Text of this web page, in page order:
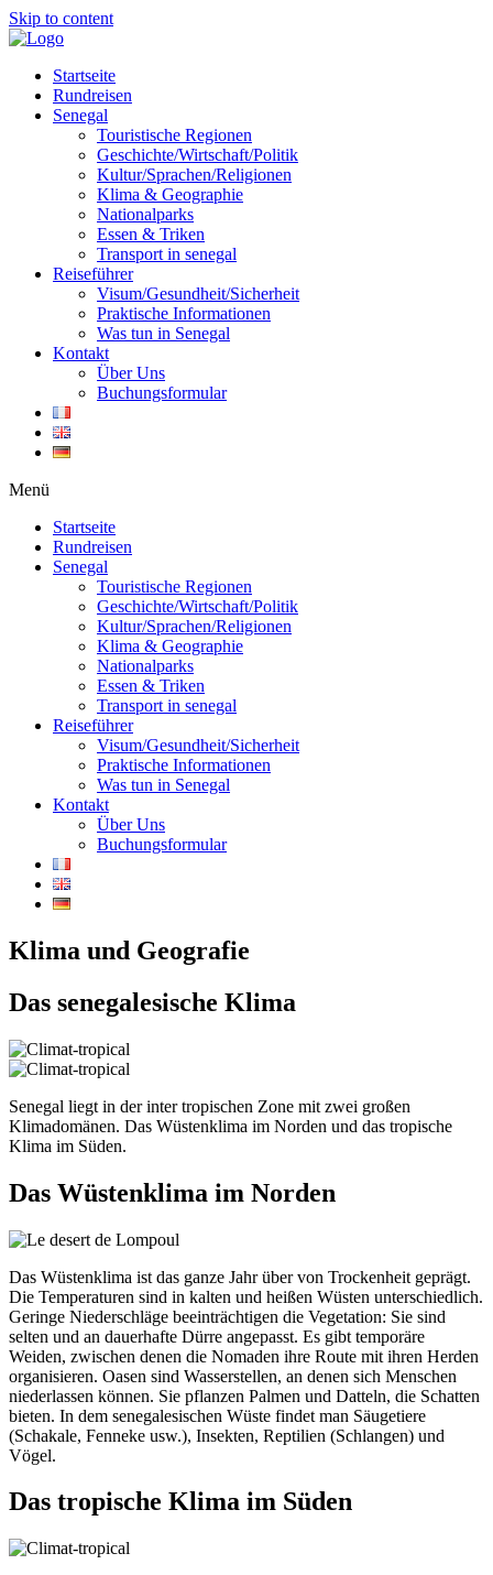
Skip to content
Startseite
Rundreisen
Senegal
Touristische Regionen
Geschichte/Wirtschaft/Politik
Kultur/Sprachen/Religionen
Klima & Geographie
Nationalparks
Essen & Triken
Transport in senegal
Reiseführer
Visum/Gesundheit/Sicherheit
Praktische Informationen
Was tun in Senegal
Kontakt
Über Uns
Buchungsformular
Menü
Startseite
Rundreisen
Senegal
Touristische Regionen
Geschichte/Wirtschaft/Politik
Kultur/Sprachen/Religionen
Klima & Geographie
Nationalparks
Essen & Triken
Transport in senegal
Reiseführer
Visum/Gesundheit/Sicherheit
Praktische Informationen
Was tun in Senegal
Kontakt
Über Uns
Buchungsformular
Klima und Geografie
Das senegalesische Klima
Senegal liegt in der inter tropischen Zone mit zwei großen
Klimadomänen. Das Wüstenklima im Norden und das tropische
Klima im Süden.
Das Wüstenklima im Norden
Das Wüstenklima ist das ganze Jahr über von Trockenheit geprägt.
Die Temperaturen sind in kalten und heißen Wüsten unterschiedlich.
Geringe Niederschläge beeinträchtigen die Vegetation: Sie sind
selten und an dauerhafte Dürre angepasst. Es gibt temporäre
Weiden, zwischen denen die Nomaden ihre Route mit ihren Herden
organisieren. Oasen sind Wasserstellen, an denen sich Menschen
niederlassen können. Sie pflanzen Palmen und Datteln, die Schatten
bieten. In dem senegalesischen Wüste findet man Säugetiere
(Schakale, Fenneke usw.), Insekten, Reptilien (Schlangen) und
Vögel.
Das tropische Klima im Süden